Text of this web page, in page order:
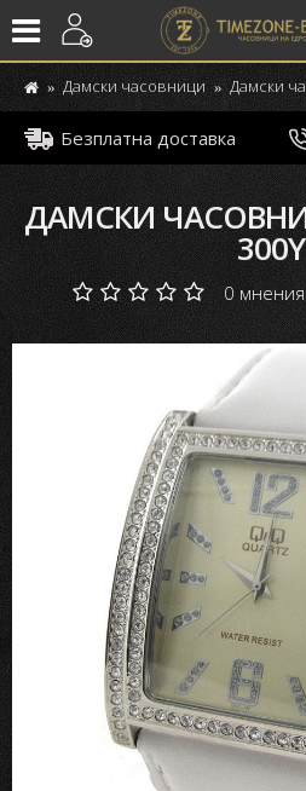
Дамски часовници Дамски
Безплатна доставка
ДАМСКИ
300Y
0 мнения